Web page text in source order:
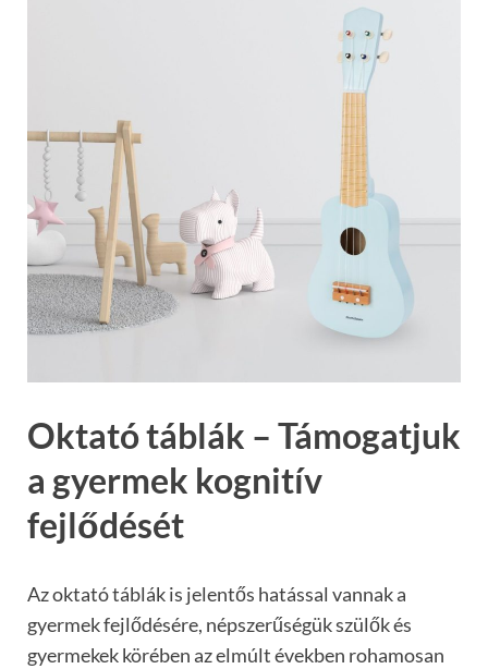
Oktató táblák – Támogatjuk
a gyermek kognitív
fejlődését
Az oktató táblák is jelentős hatással vannak a
gyermek fejlődésére, népszerűségük szülők és
gyermekek körében az elmúlt években rohamosan